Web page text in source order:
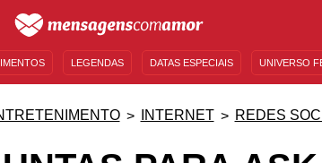
LEGENDAS DATAS ESPECIAIS UNIVERSO
INTERNET REDES